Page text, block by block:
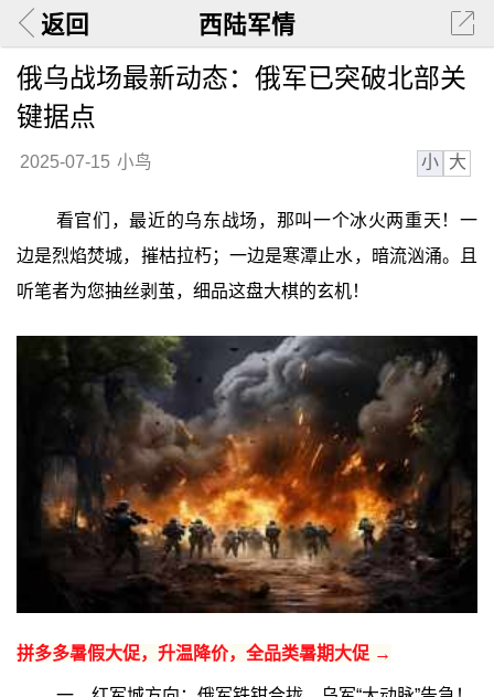
返回 西陆军情
俄乌战场最新动态：俄军已突破北部关
键据点
2025-07-15 小鸟 小 大
看官们，最近的乌东战场，那叫一个冰火两重天！一
边是烈焰焚城，摧枯拉朽；一边是寒潭止水，暗流汹涌。且
听笔者为您抽丝剥茧，细品这盘大棋的玄机！
拼多多暑假大促，升温降价，全品类暑期大促 →